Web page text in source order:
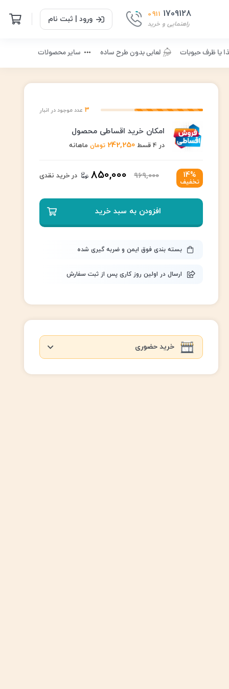
0911 1709128
راهنمایی و خرید ورود | ثبت نام
یا ظرف حبوبات لعابی بدون طرح ساده سایر محصولات
3 عدد موجود در انبار
امکان خرید اقساطی محصول
در 4 قسط 242,250 تومان ماهانه
14%
تخفیف
در خرید نقدی 969,000
افزودن به سبد خرید
بسته بندی فوق ایمن و ضربه گیری شده
ارسال در اولین روز کاری پس از ثبت سفارش
خرید حضوری